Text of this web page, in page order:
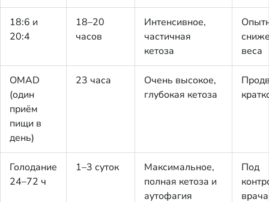
18:6 и
20:4
18–20
часов
Интенсивное,
частичная
кетоза
веса
OMAD
(один
приём
пищи в
день)
23 часа
Очень высокое,
глубокая кетоза
Голодание
24–72 ч
1–3 суток
Максимальное,
полная кетоза и
аутофагия
Под